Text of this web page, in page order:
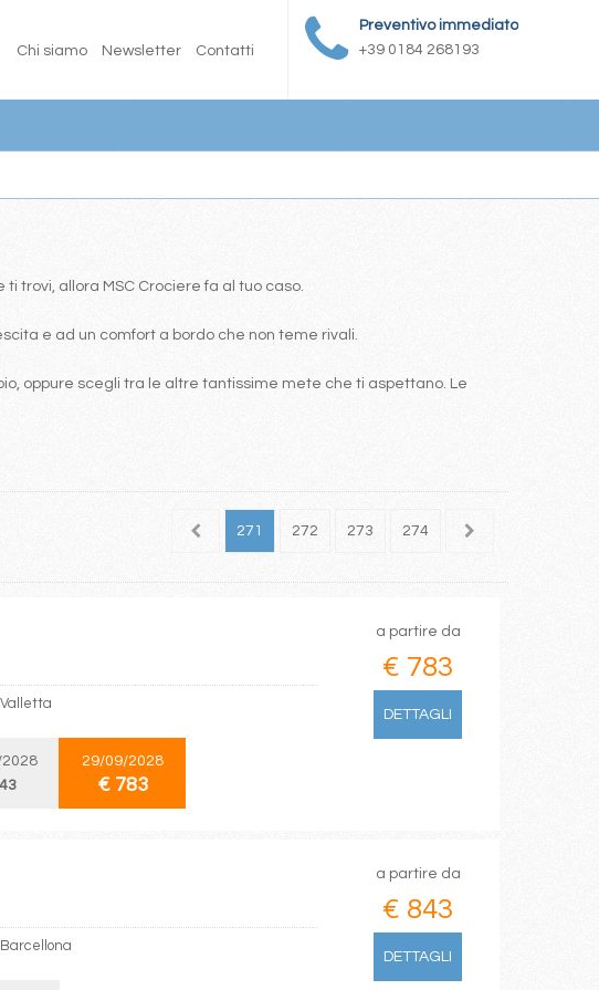
Preventivo immediato
+39 0184 268193
Chi siamo Newsletter Contatti
trovi, allora MSC Crociere fa al tuo caso.
e ad un comfort a bordo che non teme rivali.
oppure scegli tra le altre tantissime mete che ti aspettano. Le
270 271 272 273 274 275
29/09/2028
€ 783
a partire da
€ 783
DETTAGLI
a partire da
€ 843
DETTAGLI